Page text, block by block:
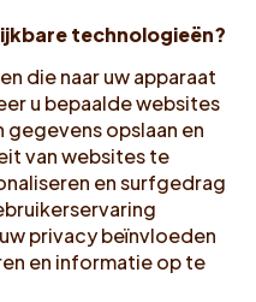
technologieën?
die naar uw apparaat
u bepaalde websites
gegevens opslaan en
van websites te
en surfgedrag
privacy beïnvloeden
en informatie op te